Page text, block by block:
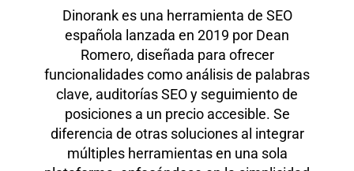
Dinorank es una herramienta de SEO
española lanzada en 2019 por Dean
Romero, diseñada para ofrecer
funcionalidades como análisis de palabras
clave, auditorías SEO y seguimiento de
posiciones a un precio accesible. Se
diferencia de otras soluciones al integrar
múltiples herramientas en una sola